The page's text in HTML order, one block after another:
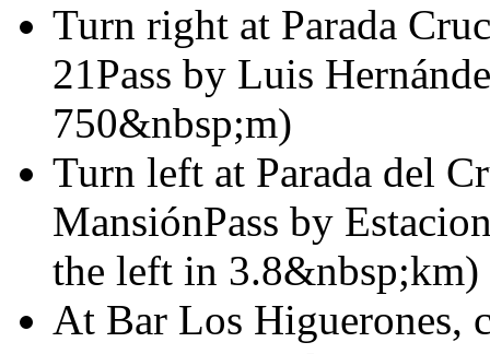
Turn right at Parada
21Pass by Luis
750&nbsp;m)
Turn left at Parada del
MansiónPass by
the left in 3.8&nbsp;km)
At Bar Los Higuerones,